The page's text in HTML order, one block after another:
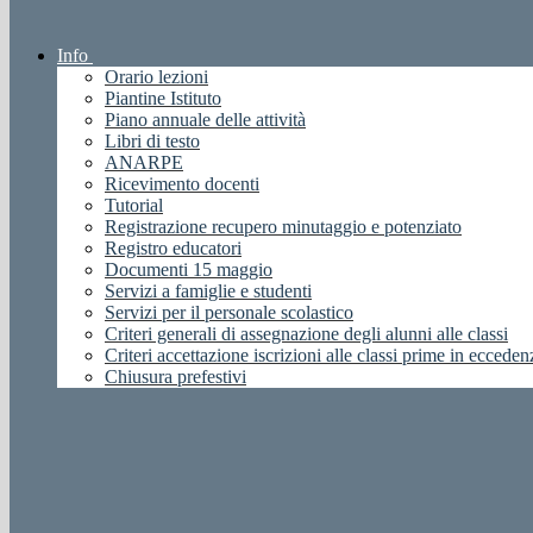
Info
Orario lezioni
Piantine Istituto
Piano annuale delle attività
Libri di testo
ANARPE
Ricevimento docenti
Tutorial
Registrazione recupero minutaggio e potenziato
Registro educatori
Documenti 15 maggio
Servizi a famiglie e studenti
Servizi per il personale scolastico
Criteri generali di assegnazione degli alunni alle classi
Criteri accettazione iscrizioni alle classi prime in
Chiusura prefestivi